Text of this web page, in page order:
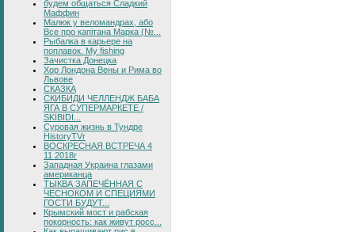
будем общаться Сладкий
Маффин
Малюк у веломандрах, або
Все про капітана Марка (№...
Рыбалка в карьере на
поплавок. My fishing
Зачистка Донецка
Хор Лондона Вены и Рима во
Львове
СКАЗКА
СКИБИДИ ЧЕЛЛЕНДЖ БАБА
ЯГА В СУПЕРМАРКЕТЕ /
SKIBIDI...
Суровая жизнь в Тундре
HistoryTVr
ВОСКРЕСНАЯ ВСТРЕЧА 4
11 2018г
Западная Украина глазами
американца
ТЫКВА ЗАПЕЧЁННАЯ С
ЧЕСНОКОМ И СПЕЦИЯМИ
ГОСТИ БУДУТ...
Крымский мост и рабская
покорность: как живут росс...